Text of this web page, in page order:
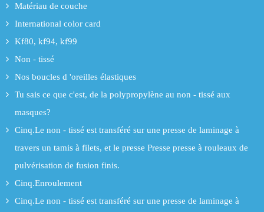
Matériau de couche
International color card
Kf80, kf94, kf99
Non - tissé
Nos boucles d 'oreilles élastiques
Tu sais ce que c'est, de la polypropylène au non - tissé aux
masques?
Cinq.Le non - tissé est transféré sur une presse de laminage à
travers un tamis à filets, et le presse Presse presse à rouleaux de
pulvérisation de fusion finis.
Cinq.Enroulement
Cinq.Le non - tissé est transféré sur une presse de laminage à